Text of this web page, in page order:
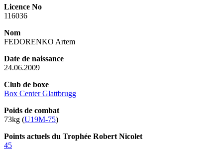
Licence No
116036
Nom
FEDORENKO Artem
Date de naissance
24.06.2009
Club de boxe
Box Center Glattbrugg
Poids de combat
73kg (U19M-75)
Points actuels du Trophée Robert Nicolet
45